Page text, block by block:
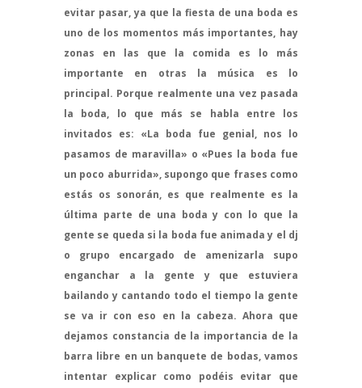
evitar pasar, ya que la fiesta de una boda es
uno de los momentos más importantes, hay
zonas en las que la comida es lo más
importante en otras la música es lo
principal. Porque realmente una vez pasada
la boda, lo que más se habla entre los
invitados es: «La boda fue genial, nos lo
pasamos de maravilla» o «Pues la boda fue
un poco aburrida», supongo que frases como
estás os sonorán, es que realmente es la
última parte de una boda y con lo que la
gente se queda si la boda fue animada y el dj
o grupo encargado de amenizarla supo
enganchar a la gente y que estuviera
bailando y cantando todo el tiempo la gente
se va ir con eso en la cabeza. Ahora que
dejamos constancia de la importancia de la
barra libre en un banquete de bodas, vamos
intentar explicar como podéis evitar que